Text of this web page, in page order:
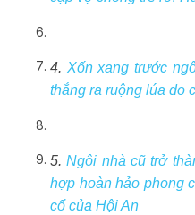
4. Xốn xang trước
thẳng ra ruộng lúa do
5.Ngôi nhà cũ trở
hợp hoàn hảo phong
cổ của Hội An